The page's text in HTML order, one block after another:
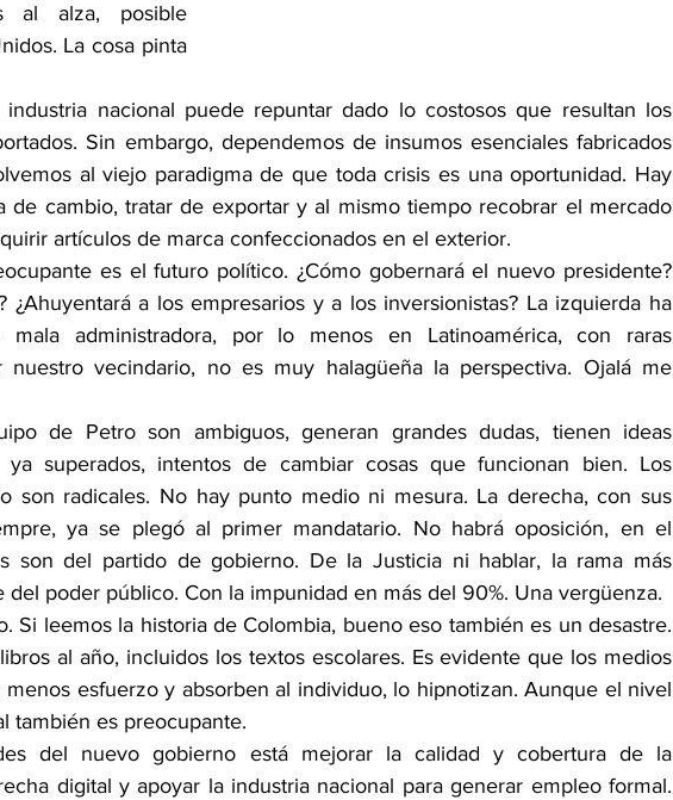
al alza, posible
La cosa pinta
nacional puede repuntar dado lo costosos que resultan los
Sin embargo, dependemos de insumos esenciales fabricados
al viejo paradigma de que toda crisis es una oportunidad. Hay
de cambio, tratar de exportar y al mismo tiempo recobrar el mercado
artículos de marca confeccionados en el exterior.
es el futuro político. ¿Cómo gobernará el nuevo presidente?
¿Ahuyentará a los empresarios y a los inversionistas? La izquierda ha
mala administradora, por lo menos en Latinoamérica, con raras
nuestro vecindario, no es muy halagüeña la perspectiva. Ojalá me
de Petro son ambiguos, generan grandes dudas, tienen ideas
ya superados, intentos de cambiar cosas que funcionan bien. Los
son radicales. No hay punto medio ni mesura. La derecha, con sus
ya se plegó al primer mandatario. No habrá oposición, en el
son del partido de gobierno. De la Justicia ni hablar, la rama más
poder público. Con la impunidad en más del 90%. Una vergüenza.
Si leemos la historia de Colombia, bueno eso también es un desastre.
al año, incluidos los textos escolares. Es evidente que los medios
esfuerzo y absorben al individuo, lo hipnotizan. Aunque el nivel
también es preocupante.
del nuevo gobierno está mejorar la calidad y cobertura de la
digital y apoyar la industria nacional para generar empleo formal.